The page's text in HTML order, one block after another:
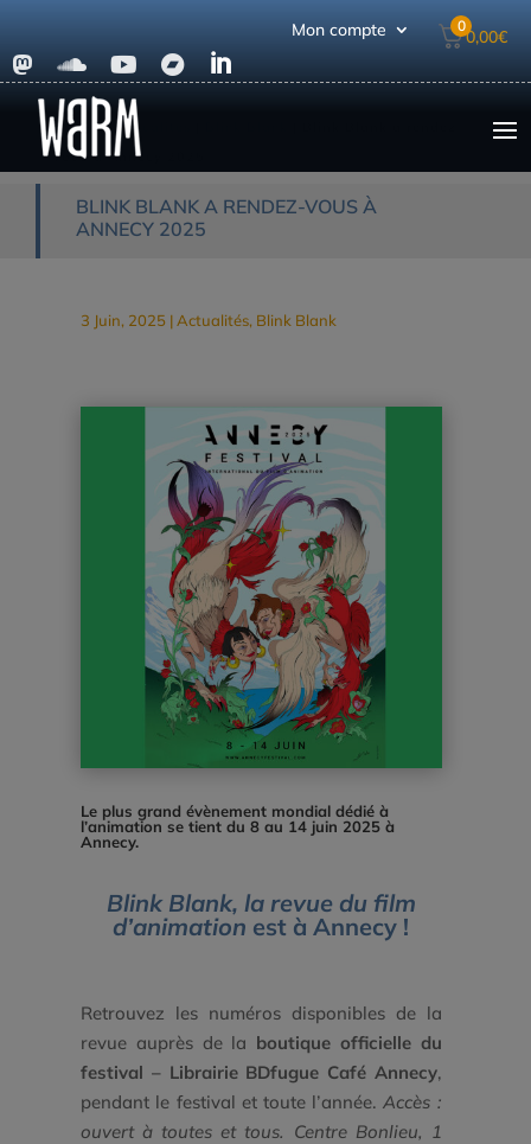
Mon compte 00,00€
    
Accueil| Actualités
vous à Annecy 2025
BLINK BLANK A RENDEZ-VOUS À
ANNECY 2025
3 Juin, 2025 | Actualités, Blink Blank
Le plus grand évènement mondial dédié à
l’animation se tient du 8 au 14 juin 2025 à
Annecy.
Blink Blank, la revue du film
d’animation est à Annecy !
Retrouvez les numéros disponibles de la
revue auprès de la boutique officielle du
festival – Librairie BDfugue Café Annecy,
pendant le festival et toute l’année.Accès :
ouvert à toutes et tous. Centre Bonlieu, 1